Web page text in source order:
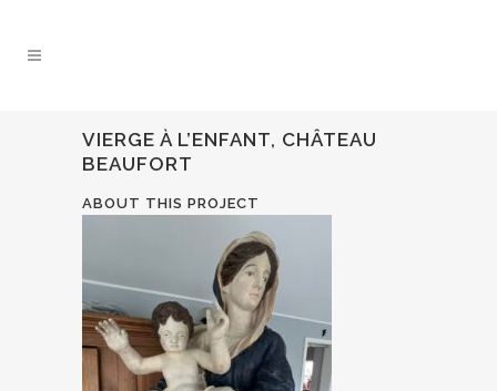
VIERGE À L’ENFANT, CHÂTEAU
BEAUFORT
ABOUT THIS PROJECT